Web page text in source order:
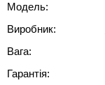
Модель:
Виробник:
Вага:
Гарантія: